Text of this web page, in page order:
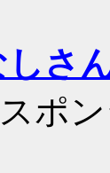
しさ
ポ